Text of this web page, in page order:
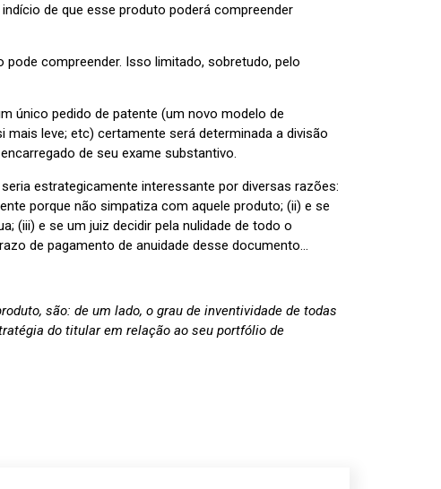
de que esse produto poderá compreender
compreender. Isso limitado, sobretudo, pelo
único pedido de patente (um novo modelo de
leve; etc) certamente será determinada a divisão
de seu exame substantivo.
estrategicamente interessante por diversas razões:
porque não simpatiza com aquele produto; (ii) e se
(iii) e se um juiz decidir pela nulidade de todo o
de pagamento de anuidade desse documento…
são: de um lado, o grau de inventividade de todas
do titular em relação ao seu portfólio de